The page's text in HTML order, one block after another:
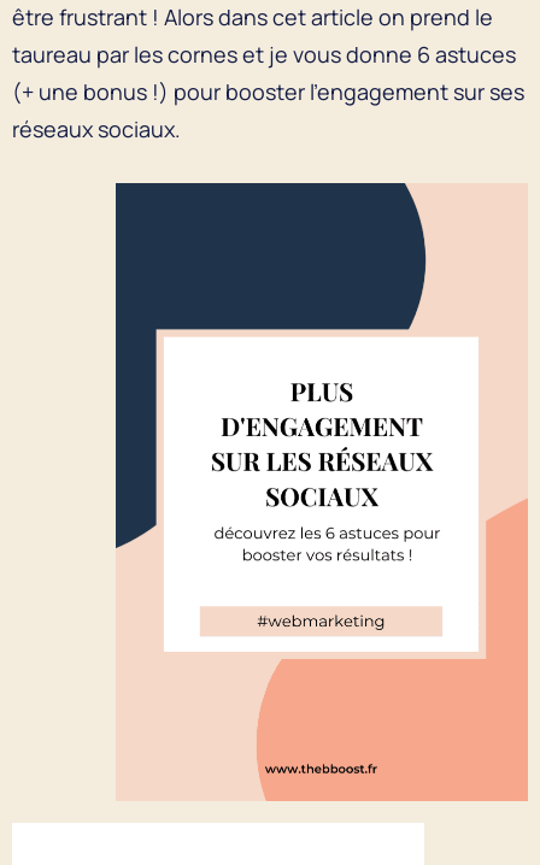
être frustrant ! Alors dans cet article on prend le
taureau par les cornes et je vous donne 6 astuces
(+ une bonus !) pour booster l’engagement sur ses
réseaux sociaux.